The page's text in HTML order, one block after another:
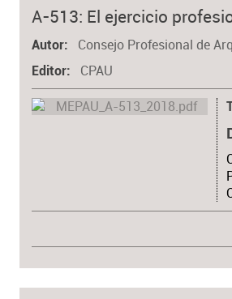
A-513: El ejercicio
Autor Consejo Profesional de
Editor CPAU